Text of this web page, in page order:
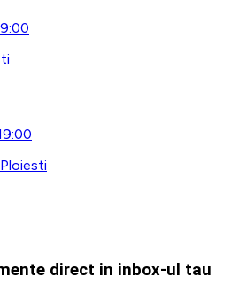
direct in inbox-ul tau